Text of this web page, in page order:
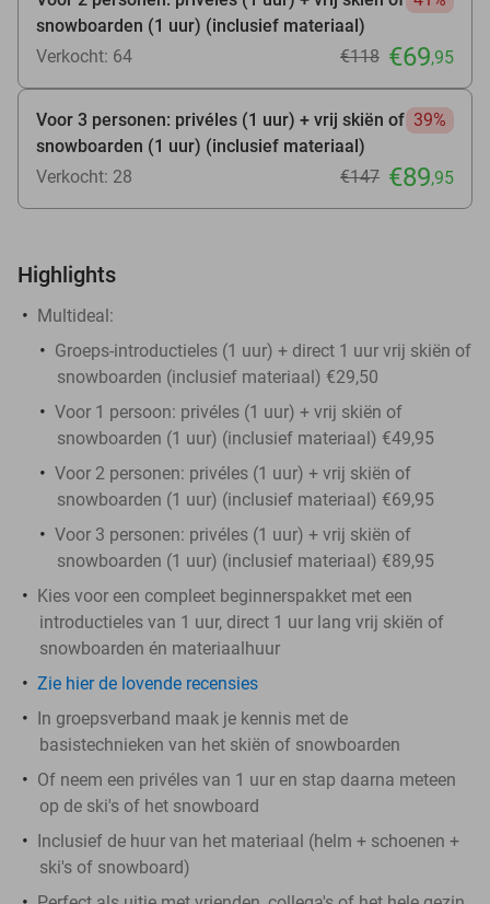
snowboarden (1 uur) (inclusief materiaal)
Verkocht: 64 €118 €69,95
Voor 3 personen: privéles (1 uur) + vrij skiën of
snowboarden (1 uur) (inclusief materiaal)
39%
Verkocht: 28 €147 €89,95
Highlights
Multideal:
Groeps-introductieles (1 uur) + direct 1 uur vrij skiën of
snowboarden (inclusief materiaal) €29,50
Voor 1 persoon: privéles (1 uur) + vrij skiën of
snowboarden (1 uur) (inclusief materiaal) €49,95
Voor 2 personen: privéles (1 uur) + vrij skiën of
snowboarden (1 uur) (inclusief materiaal) €69,95
Voor 3 personen: privéles (1 uur) + vrij skiën of
snowboarden (1 uur) (inclusief materiaal) €89,95
Kies voor een compleet beginnerspakket met een
introductieles van 1 uur, direct 1 uur lang vrij skiën of
snowboarden én materiaalhuur
Zie hier de lovende recensies
In groepsverband maak je kennis met de
basistechnieken van het skiën of snowboarden
Of neem een privéles van 1 uur en stap daarna meteen
op de ski's of het snowboard
Inclusief de huur van het materiaal (helm + schoenen +
ski's of snowboard)